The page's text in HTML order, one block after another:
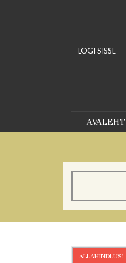
LOGI SISSE
AVALEHT
ALLAHINDLUS!